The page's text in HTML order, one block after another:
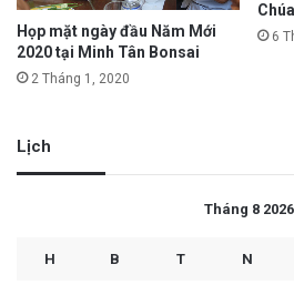
Họp mặt ngày đầu Năm Mới
2020 tại Minh Tân Bonsai
2 Tháng 1, 2020
6
Lịch
Tháng 8 2026
H B T N